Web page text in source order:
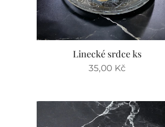
Linecké srdce ks
35,00 Kč